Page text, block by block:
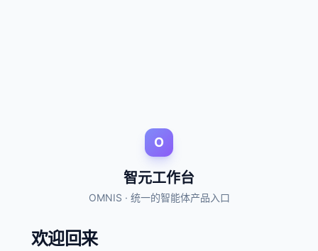
O
智元工作台
OMNIS · 统一的智能体产品入口
欢迎回来